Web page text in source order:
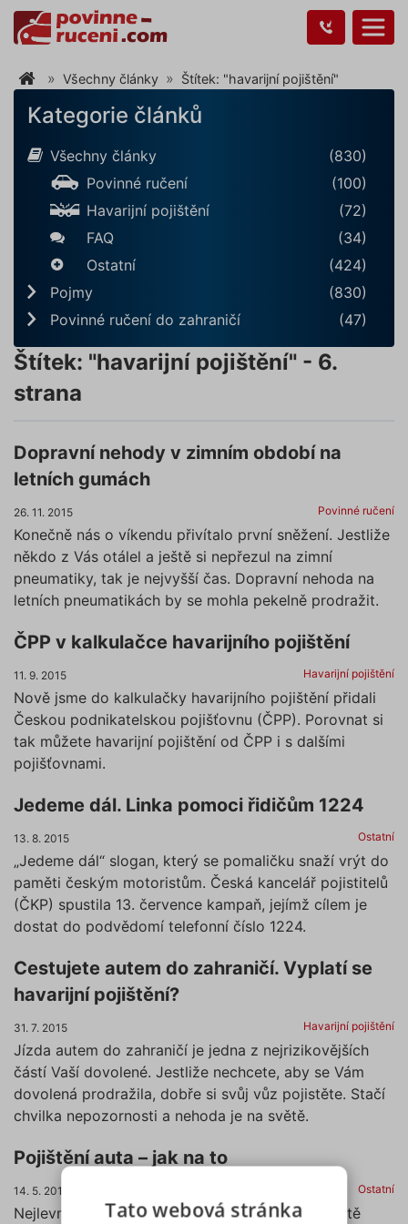
Všechny články Štítek: "havarijní pojištění"
Kategorie článků
Všechny články
(830)
Povinné ručení
(100)
Havarijní pojištění
(72)
FAQ
(34)
Ostatní
(424)
Pojmy
(830)
Povinné ručení do zahraničí
(47)
Štítek: "havarijní pojištění" - 6.
strana
Dopravní nehody v zimním období na
letních gumách
26. 11. 2015 Povinné ručení
Konečně nás o víkendu přivítalo první sněžení. Jestliže
někdo z Vás otálel a ještě si nepřezul na zimní
pneumatiky, tak je nejvyšší čas. Dopravní nehoda na
letních pneumatikách by se mohla pekelně prodražit.
ČPP v kalkulačce havarijního pojištění
11. 9. 2015 Havarijní pojištění
Nově jsme do kalkulačky havarijního pojištění přidali
Českou podnikatelskou pojišťovnu (ČPP). Porovnat si
tak můžete havarijní pojištění od ČPP i s dalšími
pojišťovnami.
Jedeme dál. Linka pomoci řidičům 1224
13. 8. 2015 Ostatní
„Jedeme dál“ slogan, který se pomaličku snaží vrýt do
paměti českým motoristům. Česká kancelář pojistitelů
(ČKP) spustila 13. července kampaň, jejímž cílem je
dostat do podvědomí telefonní číslo 1224.
Cestujete autem do zahraničí. Vyplatí se
havarijní pojištění?
31. 7. 2015 Havarijní pojištění
Jízda autem do zahraničí je jedna z nejrizikovějších
částí Vaší dovolené. Jestliže nechcete, aby se Vám
dovolená prodražila, dobře si svůj vůz pojistěte. Stačí
chvilka nepozornosti a nehoda je na světě.
Pojištění auta – jak na to
14. 5. 2015 Ostatní
Nejlevnější pojištění není vždycky nejlepší. Zvláště
Tato webová stránka